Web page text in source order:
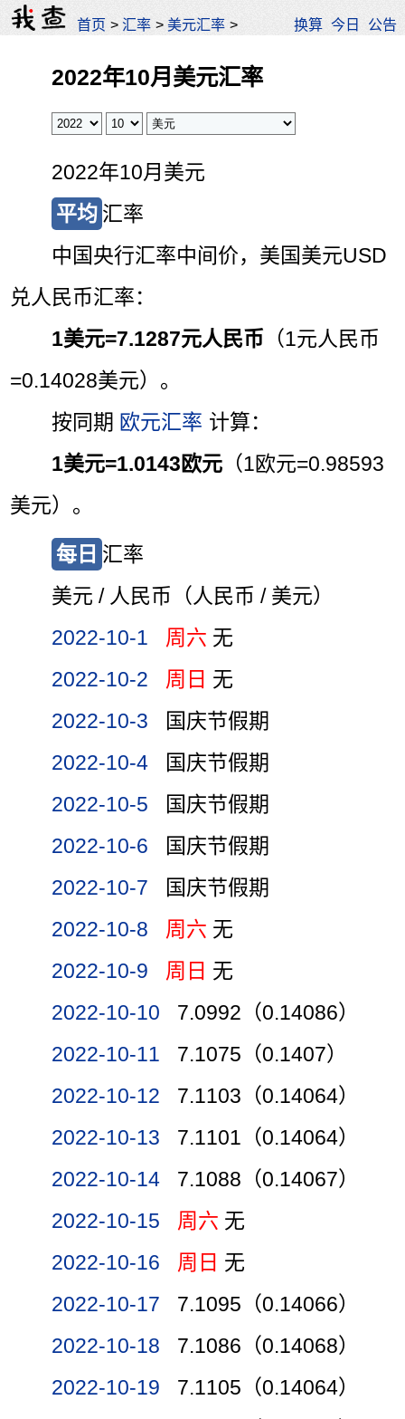
首页 >汇率 >美元汇率 > 换算 今日 公告
2022年10月美元汇率
2022年10月美元
平均 汇率
中国央行汇率中间价，美国美元USD
兑人民币汇率：
1美元=7.1287元人民币 （1元人民币
=0.14028美元）。
按同期 欧元汇率 计算：
1美元=1.0143欧元 （1欧元=0.98593
美元）。
每日 汇率
美元 / 人民币（人民币 / 美元）
2022-10-1
周六 无
2022-10-2
周日 无
2022-10-3
国庆节假期
2022-10-4
国庆节假期
2022-10-5
国庆节假期
2022-10-6
国庆节假期
2022-10-7
国庆节假期
2022-10-8
周六 无
2022-10-9
周日 无
2022-10-10
7.0992（0.14086）
2022-10-11
7.1075（0.1407）
2022-10-12
7.1103（0.14064）
2022-10-13
7.1101（0.14064）
2022-10-14
7.1088（0.14067）
2022-10-15
周六 无
2022-10-16
周日 无
2022-10-17
7.1095（0.14066）
2022-10-18
7.1086（0.14068）
2022-10-19
7.1105（0.14064）